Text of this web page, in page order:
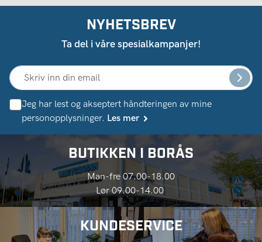
NYHETSBREV
Ta del i våre spesialkampanjer!
Jeg har lest og akseptert håndteringen av mine
personopplysninger. Les mer
BUTIKKEN I BORÅS
Man-fre 07.00-18.00
Lør 09.00-14.00
KUNDESERVICE